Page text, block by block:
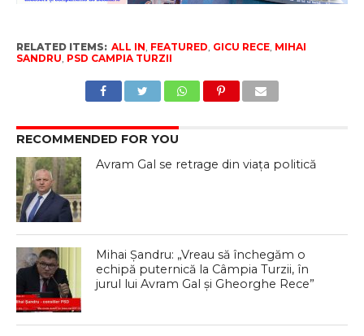
RELATED ITEMS: ALL IN FEATURED GICU RECE, MIHAI
SANDRU PSD CAMPIA TURZII
RECOMMENDED FOR YOU
Avram Gal se retrage din viața politică
Mihai Șandru: „Vreau să închegăm o
echipă puternică la Câmpia Turzii, în
jurul lui Avram Gal și Gheorghe Rece”